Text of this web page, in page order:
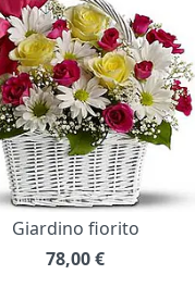
Giardino fiorito
78,00€